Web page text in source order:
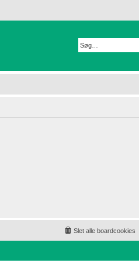
Slet alle boardcookies